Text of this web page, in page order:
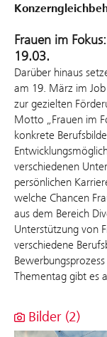
Frauen im
19.03.
Darüber hinaus
am 19. März im
zur gezielten
Motto „Frauen im
konkrete
verschiedenen
persönlichen
welche Chancen
aus dem Bereich
Unterstützung von
verschiedene
Thementag gibt es
Bilder (2)